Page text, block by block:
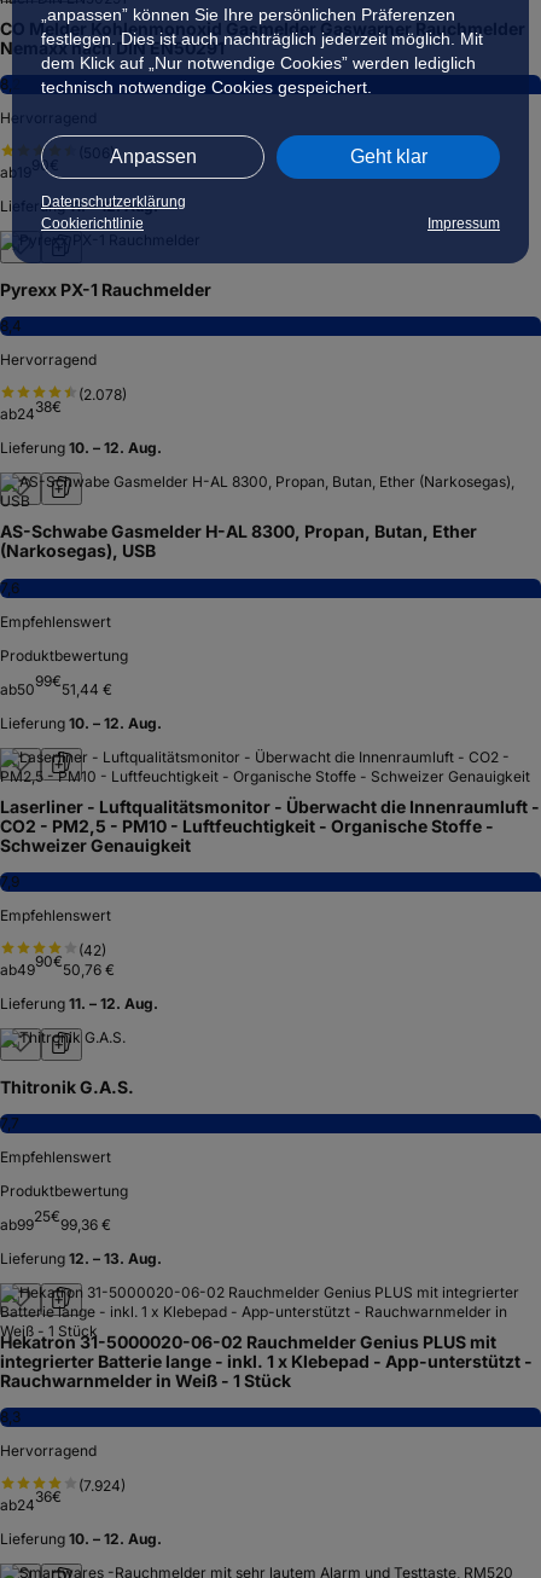
„anpassen” können Sie Ihre persönlichen Präferenzen
festlegen. Dies ist auch nachträglich jederzeit möglich. Mit
dem Klick auf „Nur notwendige Cookies” werden lediglich
technisch notwendige Cookies gespeichert.
Anpassen Geht klar
Datenschutzerklärung
Cookierichtlinie
Impressum
CO Melder Kohlenmonoxid Gasmelder Gaswarner Rauchmelder
Nemaxx nach DIN EN50291
8,2
Hervorragend
)
ab
90
Lieferung 11. – 12. Aug.
Pyrexx PX-1 Rauchmelder
8,4
Hervorragend
(2.078)
ab2438€
Lieferung 10. – 12. Aug.
AS-Schwabe Gasmelder H-AL 8300, Propan, Butan, Ether
(Narkosegas), USB
7,6
Empfehlenswert
Produktbewertung
ab5099€51,44 €
Lieferung 10. – 12. Aug.
Laserliner - Luftqualitätsmonitor - Überwacht die Innenraumluft -
CO2 - PM2,5 - PM10 - Luftfeuchtigkeit - Organische Stoffe -
Schweizer Genauigkeit
7,9
Empfehlenswert
(42)
ab4990€50,76 €
Lieferung 11. – 12. Aug.
Thitronik G.A.S.
7,7
Empfehlenswert
Produktbewertung
ab9925€99,36 €
Lieferung 12. – 13. Aug.
Hekatron 31-5000020-06-02 Rauchmelder Genius PLUS mit
integrierter Batterie lange - inkl. 1 x Klebepad - App-unterstützt -
Rauchwarnmelder in Weiß - 1 Stück
8,3
Hervorragend
(7.924)
ab2436€
Lieferung 10. – 12. Aug.